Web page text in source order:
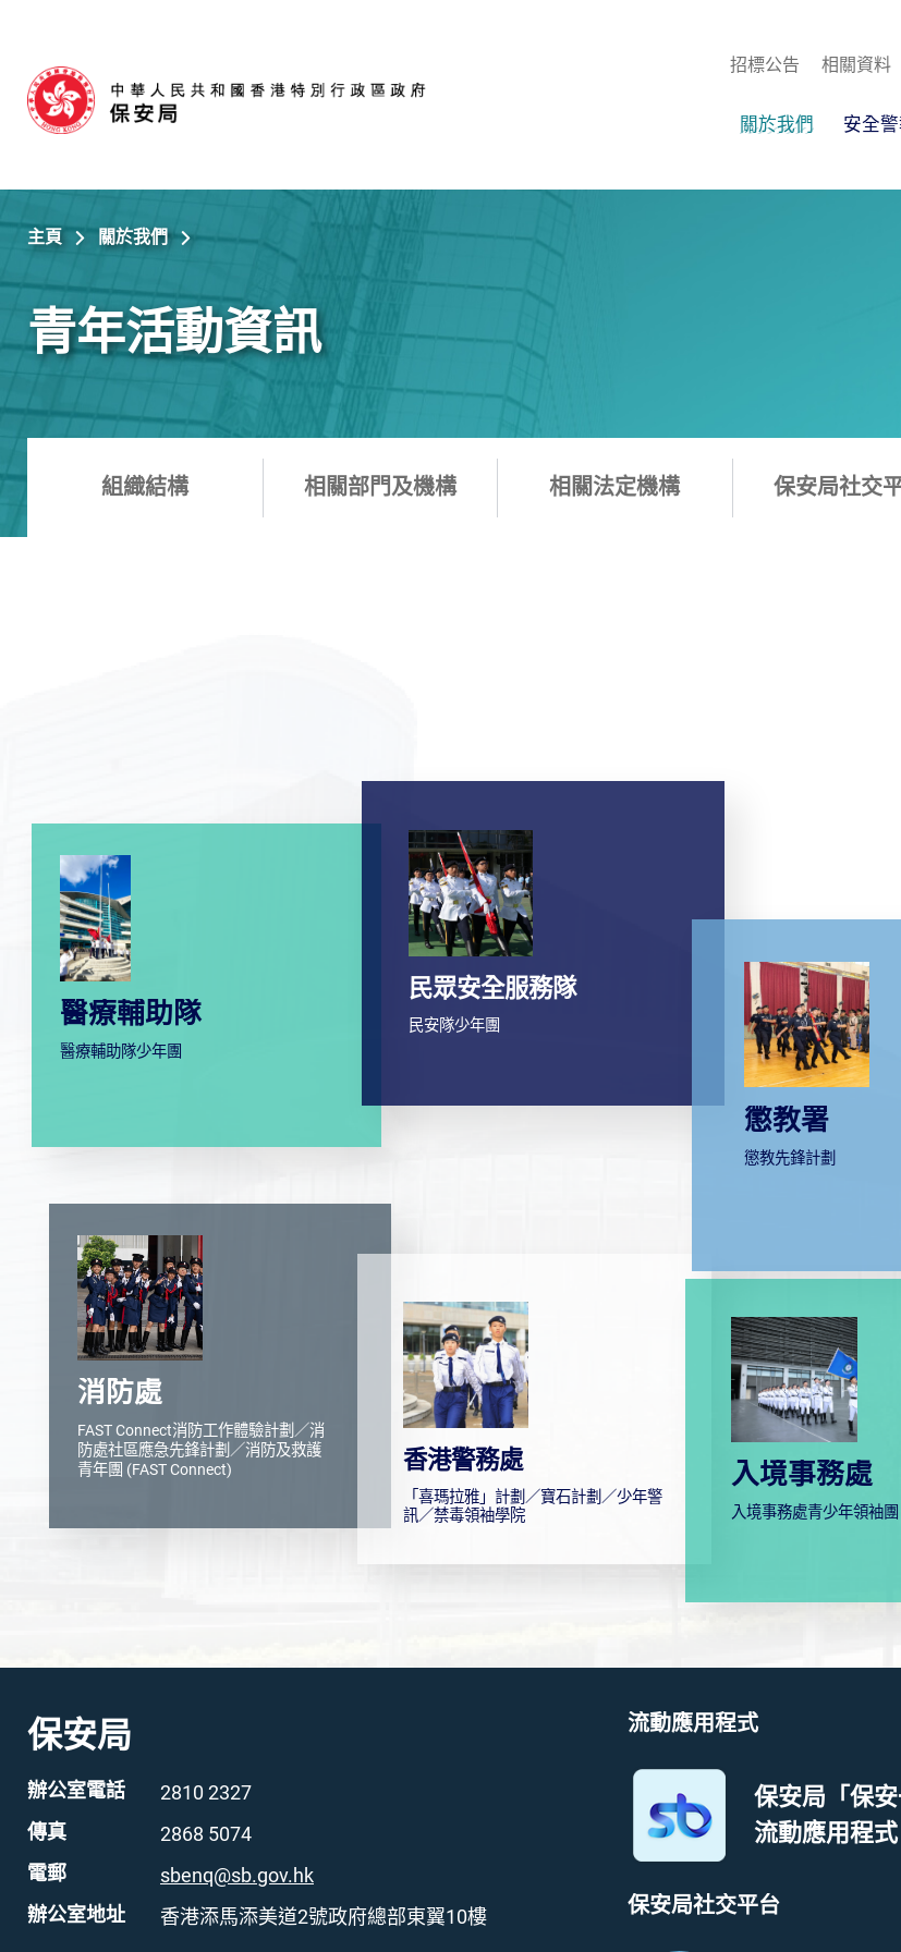
招標公告
相關資料
關於我們 安全
主頁 關於我們
青年活動資訊
組織結構 相關部門及機構 相關法定機構 保安局社交
醫療輔助隊
醫療輔助隊少年團
民眾安全服務隊
民安隊少年團
懲教署
懲教先鋒計劃
消防處
FAST Connect消防工作體驗計劃／消
防處社區應急先鋒計劃／消防及救護
青年團 (FAST Connect)
香港警務處
「喜瑪拉雅」計劃／寶石計劃／少年警
訊／禁毒領袖學院
入境事務處
入境事務處青少年領袖團
保安局
辦公室電話 2810 2327
傳真 2868 5074
電郵 sbenq@sb.gov.hk
辦公室地址 香港添馬添美道2號政府總部東翼10樓
流動應用程式
保安局「保安
流動應用程式
保安局社交平台